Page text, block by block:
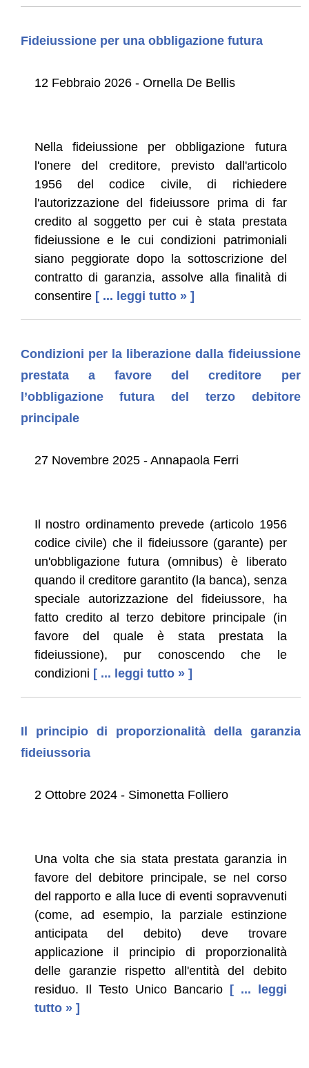
Fideiussione per una obbligazione futura
12 Febbraio 2026 - Ornella De Bellis
Nella fideiussione per obbligazione futura
l'onere del creditore, previsto dall'articolo
1956 del codice civile, di richiedere
l'autorizzazione del fideiussore pri­ma di far
credito al soggetto per cui è stata prestata
fideiussione e le cui condizioni pa­trimoniali
siano peggiorate dopo la sottoscrizione del
contratto di garanzia, assolve alla finalità di
consentire [ ... leggi tutto » ]
Condizioni per la liberazione dalla fideiussione
prestata a favore del creditore per
l’obbligazione futura del terzo debitore
principale
27 Novembre 2025 - Annapaola Ferri
Il nostro ordinamento prevede (articolo 1956
codice civile) che il fideiussore (garante) per
un'obbligazione futura (omnibus) è liberato
quando il creditore garantito (la banca), senza
speciale autorizzazione del fideiussore, ha
fatto credito al terzo debitore principale (in
favore del quale è stata prestata la
fideiussione), pur conoscendo che le
condizioni [ ... leggi tutto » ]
Il principio di proporzionalità della garanzia
fideiussoria
2 Ottobre 2024 - Simonetta Folliero
Una volta che sia stata prestata garanzia in
favore del debitore principale, se nel corso
del rapporto e alla luce di eventi sopravvenuti
(come, ad esempio, la parziale estinzione
anticipata del debito) deve trovare
applicazione il principio di proporzionalità
delle garanzie rispetto all'entità del debito
residuo. Il Testo Unico Bancario [ ... leggi
tutto » ]